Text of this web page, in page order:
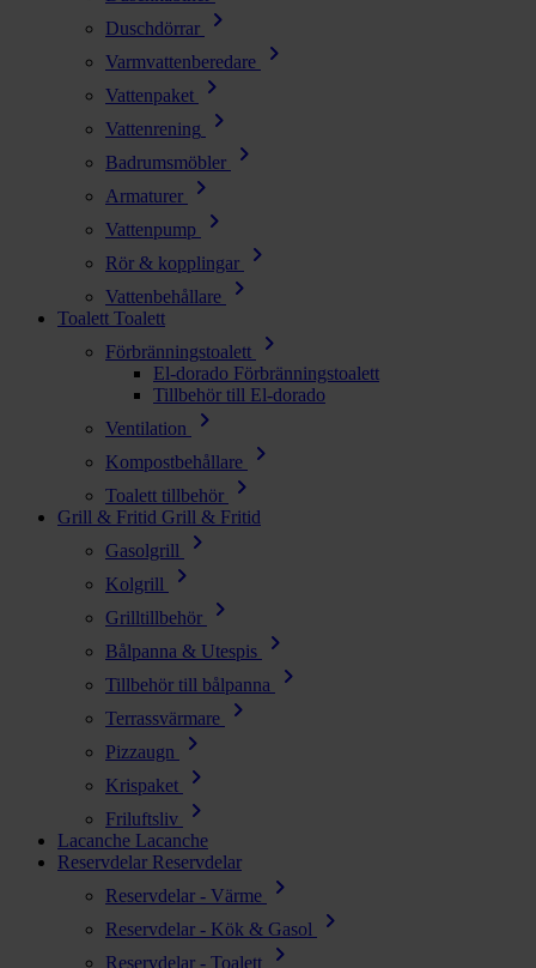
Duschdörrar chevron_right
Varmvattenberedare chevron_right
Vattenpaket chevron_right
Vattenrening chevron_right
Badrumsmöbler chevron_right
Armaturer chevron_right
Vattenpump chevron_right
Rör & kopplingar chevron_right
Vattenbehållare chevron_right
Toalett Toalett
Förbränningstoalett
chevron_right
El-dorado Förbränningstoalett
Tillbehör till El-dorado
Ventilation
chevron_right
Kompostbehållare chevron_right
Toalett tillbehör chevron_right
Grill & Fritid Grill & Fritid
Gasolgrill
chevron_right
Kolgrill chevron_right
Grilltillbehör chevron_right
Bålpanna & Utespis chevron_right
Tillbehör till bålpanna chevron_right
Terrassvärmare chevron_right
Pizzaugn chevron_right
Krispaket chevron_right
Friluftsliv chevron_right
Lacanche Lacanche
Reservdelar Reservdelar
Reservdelar - Värme
chevron_right
Reservdelar - Kök & Gasol chevron_right
Reservdelar - Toalett chevron_right